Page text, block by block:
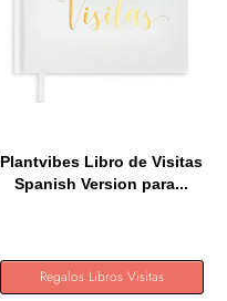
Plantvibes Libro de Visitas
Spanish Version para...
Regalos Libros Visitas